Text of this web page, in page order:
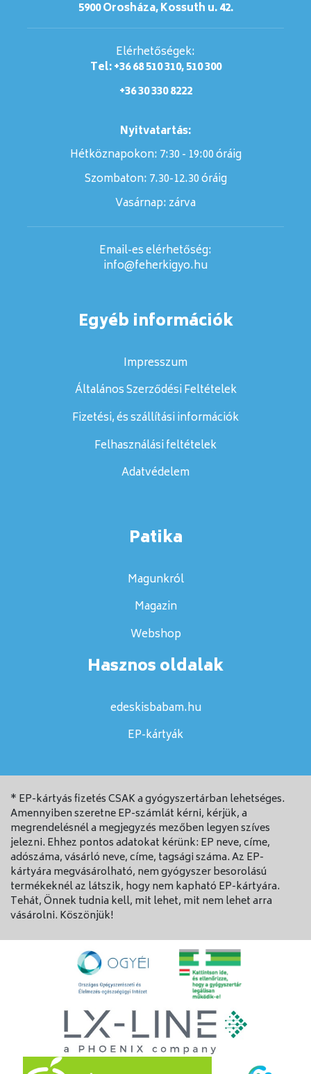
5900 Orosháza, Kossuth u. 42.
Elérhetőségek:
Tel: +36 68 510 310, 510 300
+36 30 330 8222
Nyitvatartás:
Hétköznapokon: 7:30 - 19:00 óráig
Szombaton:7.30-12.30 óráig
Vasárnap:zárva
Email-es elérhetőség:
info@feherkigyo.hu
Egyéb információk
Impresszum
Általános Szerződési Feltételek
Fizetési, és szállítási információk
Felhasználási feltételek
Adatvédelem
Patika
Magunkról
Magazin
Webshop
Hasznos oldalak
edeskisbabam.hu
EP-kártyák
* EP-kártyás fizetés CSAK a gyógyszertárban lehetséges.
Amennyiben szeretne EP-számlát kérni, kérjük, a
megrendelésnél a megjegyzés mezőben legyen szíves
jelezni. Ehhez pontos adatokat kérünk: EP neve, címe,
adószáma, vásárló neve, címe, tagsági száma. Az EP-
kártyára megvásárolható, nem gyógyszer besorolású
termékeknél az látszik, hogy nem kapható EP-kártyára.
Tehát, Önnek tudnia kell, mit lehet, mit nem lehet arra
vásárolni. Köszönjük!